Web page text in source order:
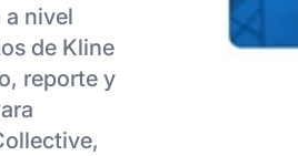
nivel
de Kline
reporte y